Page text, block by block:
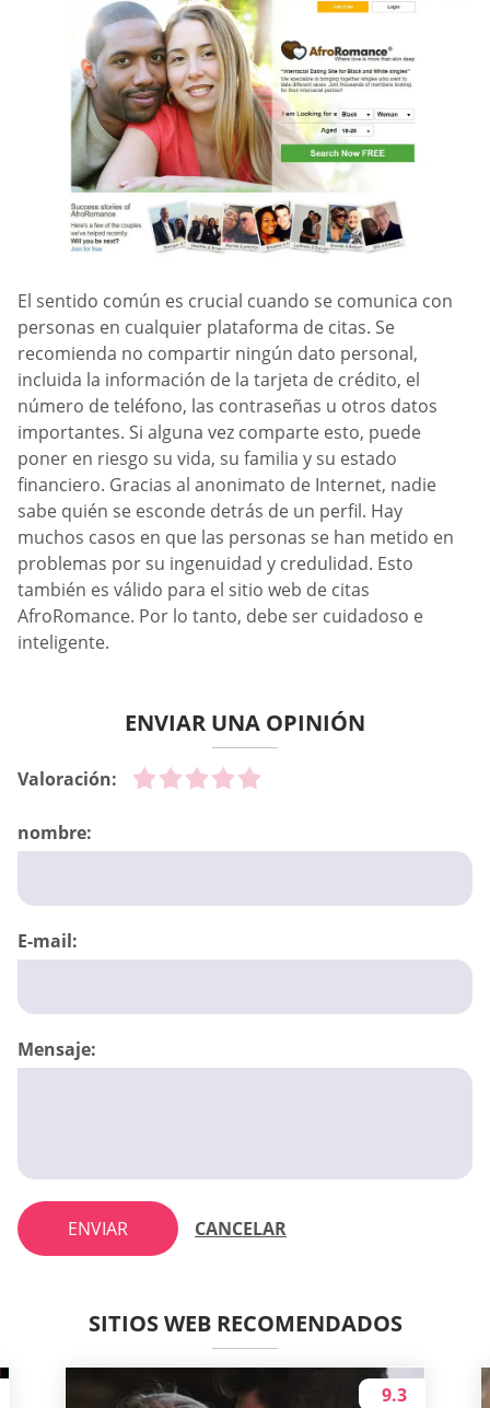
El sentido común es crucial cuando se comunica con
personas en cualquier plataforma de citas. Se
recomienda no compartir ningún dato personal,
incluida la información de la tarjeta de crédito, el
número de teléfono, las contraseñas u otros datos
importantes. Si alguna vez comparte esto, puede
poner en riesgo su vida, su familia y su estado
financiero. Gracias al anonimato de Internet, nadie
sabe quién se esconde detrás de un perfil. Hay
muchos casos en que las personas se han metido en
problemas por su ingenuidad y credulidad. Esto
también es válido para el sitio web de citas
AfroRomance. Por lo tanto, debe ser cuidadoso e
inteligente.
ENVIAR UNA OPINIÓN
Valoración:
nombre:
E-mail:
Mensaje:
ENVIAR CANCELAR
SITIOS WEB RECOMENDADOS
9.3